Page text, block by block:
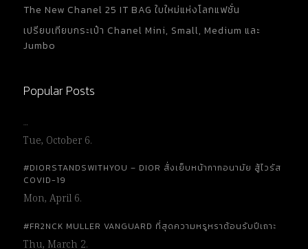
The New Chanel 25 IT BAG ใบใหม่แห่งโลกแฟชั่น
เปรียบเทียบกระเป๋า Chanel Mini, Small, Medium และ
Jumbo
Popular Posts
…
Tue, October 6.
#DIORSTANDSWITHYOU – DIOR สั่งเย็บหน้ากากอนามัย สู้ไวรัส
COVID-19
Mon, April 6.
#FR2NCK MULLER VANGUARD ที่สุดความหรูหราต้อนรับปีเถาะ
Thu, March 2.